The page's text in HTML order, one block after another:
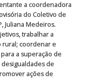
a coordenadora
do Coletivo de
Juliana Medeiros.
trabalhar a
rural; coordenar e
a superação de
de
ações de